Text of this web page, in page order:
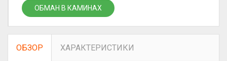
ОБМАН В КАМИНАХ
ОБЗОР ХАРАКТЕРИСТИКИ